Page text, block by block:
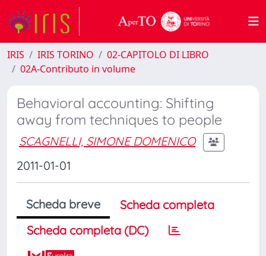
IRIS IRIS TORINO
02-CAPITOLO DI LIBRO
02A-Contributo in volume
Behavioral accounting: Shifting
away from techniques to people
SCAGNELLI, SIMONE DOMENICO
2011-01-01
Scheda breve
Scheda completa
Scheda completa (DC)